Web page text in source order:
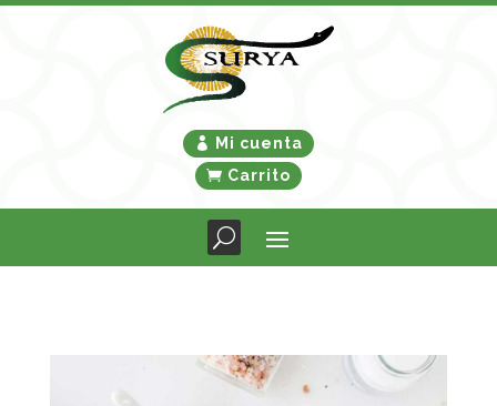
Mi cuenta
Carrito